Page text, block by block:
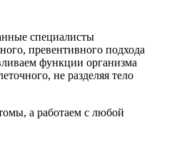
специалисты
превентивного подхода
функции организма
не разделяя тело
а работаем с любой